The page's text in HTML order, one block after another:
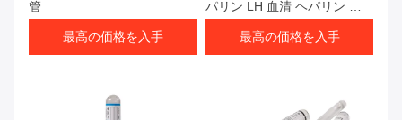
管
最高の価格を入手
パリン LH 血清 ヘパリン 血
液チューブ
最高の価格を入手